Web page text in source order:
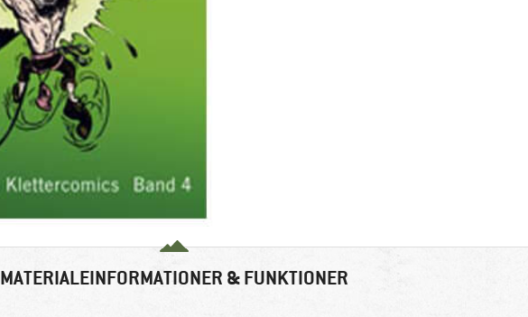
MATERIALEINFORMATIONER & FUNKTIONER